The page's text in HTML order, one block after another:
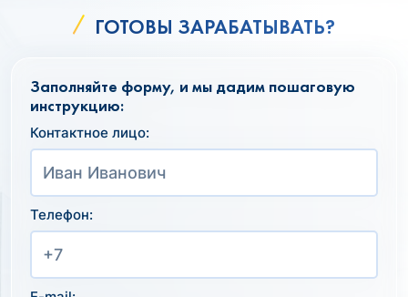
ГОТОВЫ ЗАРАБАТЫВАТЬ?
Заполняйте форму, и мы дадим пошаговую
инструкцию:
Контактное лицо:
Телефон: